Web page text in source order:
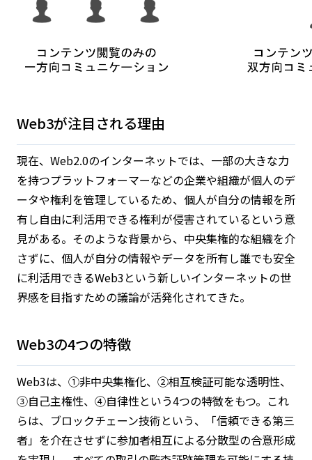
Web3が注目される理由
現在、Web2.0のインターネットでは、一部の大きな力
を持つプラットフォーマーなどの企業や組織が個人のデ
ータや権利を管理しているため、個人が自分の情報を所
有し自由に利活用できる権利が侵害されているという意
見がある。そのような背景から、中央集権的な組織を介
さずに、個人が自分の情報やデータを所有し誰でも安全
に利活用できるWeb3という新しいインターネットの世
界感を目指すための議論が活発化されてきた。
Web3の4つの特徴
Web3は、①非中央集権化、②相互検証可能な透明性、
③自己主権性、④自律性という4つの特徴をもつ。これ
らは、ブロックチェーン技術という、「信頼できる第三
者」を介在させずに参加者相互による分散型の合意形成